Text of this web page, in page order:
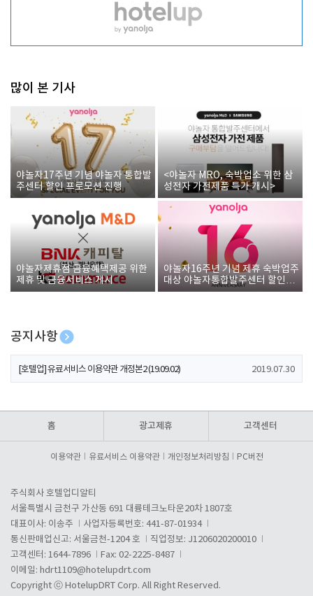
많이 본 기사
야놀자17주년 기념 야놀자 통합발
주센터 할인 프로모션 진행
<야놀자 MRO, 숙박업소 위한 삼
성전자 가전제품 특가 개시>
야놀자제휴점 금융혜택제공 위한
제휴 및 금융서비스 게시
야놀자16주년 기념 제휴 숙박업주
대상 야놀자통합발주센터 할인쿠
폰 증정
공지사항
[호텔업] 개인정보 처리방침 개정본1 (19.09.02)
[호텔업] 유료서비스 이용약관 개정본2 (19.09.02) 2019.07.30
홈 광고제휴 고객센터
이용약관 유료서비스 이용약관 개인정보처리방침 PC버전
주식회사 호텔업디알티
서울특별시 금천구 가산동 691 대륭테크노타운20차 1807호
대표이사: 이송주
사업자등록번호: 441-87-01934
통신판매업신고: 서울금천-1204 호
직업정보: J1206020200010
고객센터: 1644-7896
Fax: 02-2225-8487
이메일: hdrt1109@hotelupdrt.com
Copyright ⓒ HotelupDRT Corp. All Right Reserved.